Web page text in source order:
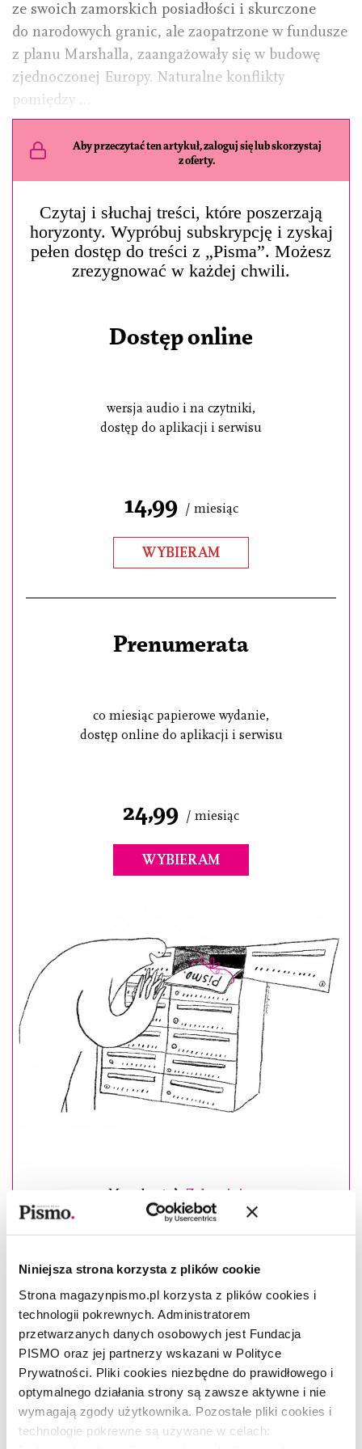
Niniejsza strona korzysta z plików cookie
Strona magazynpismo.pl korzysta z plików cookies i
technologii pokrewnych. Administratorem
przetwarzanych danych osobowych jest Fundacja
PISMO oraz jej partnerzy wskazani w Polityce
Prywatności. Pliki cookies niezbędne do prawidłowego i
optymalnego działania strony są zawsze aktywne i nie
wymagają zgody użytkownika. Pozostałe pliki cookies i
technologie pokrewne są używane w celach:
ze swoich zamorskich posiadłości i skurczone
do narodowych granic, ale zaopatrzone w fundusze
z planu Marshalla, zaangażowały się w budowę
zjednoczonej Europy. Naturalne konflikty
pomiędzy …
Aby przeczytać ten artykuł, zaloguj się lub skorzystaj
z oferty.
Czytaj i słuchaj treści, które poszerzają
horyzonty. Wypróbuj subskrypcję i zyskaj
pełen dostęp do treści z „Pisma”. Możesz
zrezygnować w każdej chwili.
Dostęp online
wersja audio i na czytniki,
dostęp do aplikacji i serwisu
14,99 / miesiąc
WYBIERAM
Prenumerata
co miesiąc papierowe wydanie,
dostęp online do aplikacji i serwisu
24,99 / miesiąc
WYBIERAM
Masz konto? Zaloguj się
Leszek Jażdżewski
recyklingiem i wdrażaniem idei. Redaktor naczelny „Liberté!”,
współtwórcaIgrzysk Wolności i Europe Future's Fellow
Instytucie Nauk o Człowieku w Wiedniu. TwórcaBookme
aplikacji dla czytelników.
Esej ukazał się w sierpniowym numerze
miesięcznika „Pismo. Magazyn opinii” (08/2020)
pod tytułemZachód, czyli zmierzch.